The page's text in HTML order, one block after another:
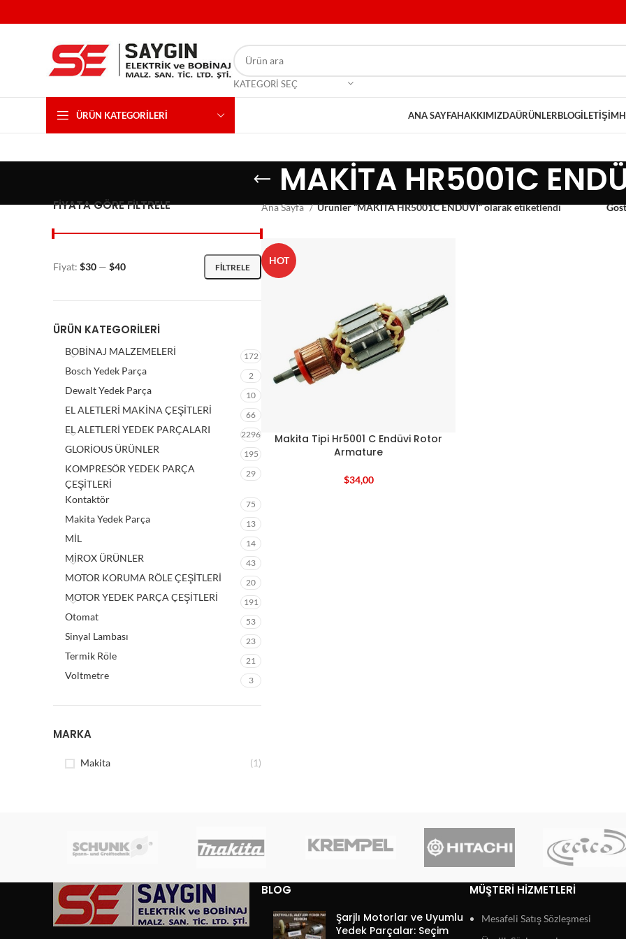
KATEGORI SEÇ
ÜRÜN KATEGORILERI ANA SAYFAHAKKIMIZDAÜRÜNLERBLOGİLETIŞIM
MAKİTA HR5001C
FIYATA GÖRE FILTRELE
FILTRELE
Fiyat: $30 — $40
ÜRÜN KATEGORILERI
BOBİNAJ MALZEMELERİ 172
Bosch Yedek Parça 2
Dewalt Yedek Parça 10
EL ALETLERİ MAKİNA ÇEŞİTLERİ 66
EL ALETLERİ YEDEK PARÇALARI 2296
GLORİOUS ÜRÜNLER 195
KOMPRESÖR YEDEK PARÇA
ÇEŞİTLERİ
29
Kontaktör 75
Makita Yedek Parça 13
MİL 14
MİROX ÜRÜNLER 43
MOTOR KORUMA RÖLE ÇEŞİTLERİ 20
MOTOR YEDEK PARÇA ÇEŞİTLERİ 191
Otomat 53
Sinyal Lambası 23
Termik Röle 21
Voltmetre 3
MARKA
Makita (1)
Ana Sayfa Ürünler “MAKİTA HR5001C ENDÜVİ” olarak etiketlendi
HOT
Makita Tipi Hr5001 C Endüvi Rotor
Armature
$34,00
BLOG
Şarjlı Motorlar ve Uyumlu
Yedek Parçalar: Seçim
MÜŞTERI HIZMETLERI
Mesafeli Satış Sözleşmesi